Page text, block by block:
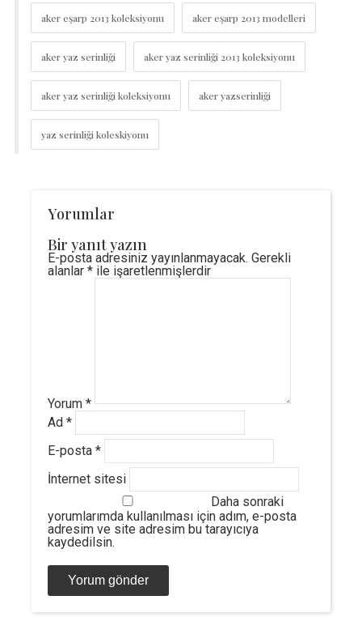
aker eşarp 2013 koleksiyonu aker eşarp 2013 modelleri
aker yaz serinliği aker yaz serinliği 2013 koleksiyonu
aker yaz serinliği koleksiyonu aker yazserinliği
yaz serinliği koleskiyonu
Yorumlar
Bir yanıt yazın
E-posta adresiniz yayınlanmayacak. Gerekli
alanlar *ile işaretlenmişlerdir
Yorum *
Ad *
E-posta *
İnternet sitesi
Daha sonraki
yorumlarımda kullanılması için adım, e-posta
adresim ve site adresim bu tarayıcıya
kaydedilsin.